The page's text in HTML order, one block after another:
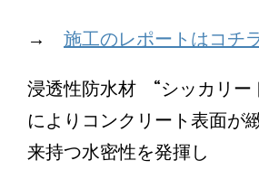
→ 施工のレポートはコチ
浸透性防水材 “シッカリー
によりコンクリート表面が
来持つ水密性を発揮し